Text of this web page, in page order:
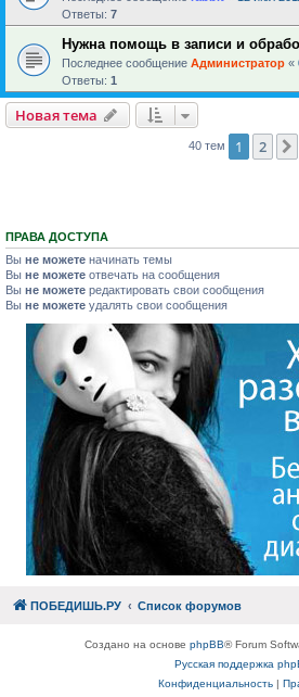
Ответы: 7
Нужна помощь в записи и
Последнее сообщение Администратор «
Ответы: 1
Новая тема
40 тем 1 2
ПРАВА ДОСТУПА
Вы не можете начинать темы
Вы не можете отвечать на сообщения
Вы не можете редактировать свои сообщения
Вы не можете удалять свои сообщения
ПОБЕДИШЬ.РУ Список форумов
Создано на основе phpBB® Forum
Русская поддержка
Конфиденциальность|